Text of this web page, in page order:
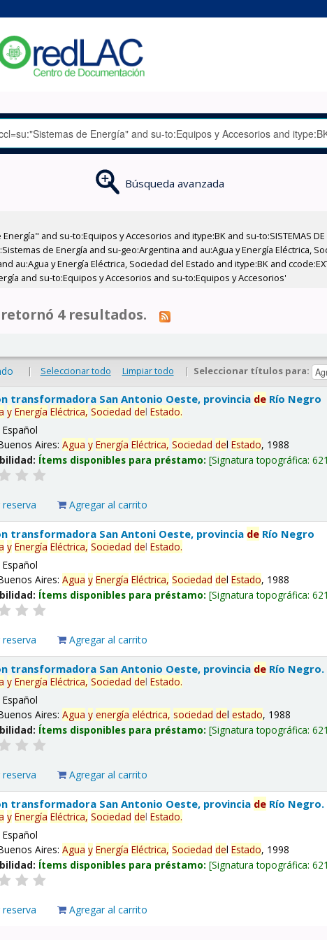
Búsqueda avanzada
and su-to:Equipos y Accesorios and itype:BK and su-to:SISTEMAS
de Energía and su-geo:Argentina and au:Agua y Energía Eléctrica,
au:Agua y Energía Eléctrica, Sociedad del Estado and itype:BK and
and su-to:Equipos y Accesorios and su-to:Equipos y Accesorios'
4 resultados.
| Seleccionar todo Limpiar todo | Seleccionar títulos para:
transformadora San Antonio Oeste, provincia de Río Negro
y Energía Eléctrica, Sociedad delEstado.
Español
Aires:Agua y Energía Eléctrica, Sociedad delEstado, 1988
Ítems disponibles para préstamo: Signatura topográfica:
reserva Agregar al carrito
transformadora San Antoni Oeste, provincia de Río Negro
y Energía Eléctrica, Sociedad delEstado.
Español
Aires:Agua y Energía Eléctrica, Sociedad delEstado, 1988
Ítems disponibles para préstamo: Signatura topográfica:
reserva Agregar al carrito
transformadora San Antonio Oeste, provincia de Río Negro.
y Energía Eléctrica, Sociedad delEstado.
Español
Aires:Agua y energía eléctrica, sociedad delestado, 1988
Ítems disponibles para préstamo: Signatura topográfica:
reserva Agregar al carrito
transformadora San Antonio Oeste, provincia de Río Negro.
y Energía Eléctrica, Sociedad delEstado.
Español
Aires:Agua y Energía Eléctrica, Sociedad delEstado, 1998
Ítems disponibles para préstamo: Signatura topográfica:
reserva Agregar al carrito